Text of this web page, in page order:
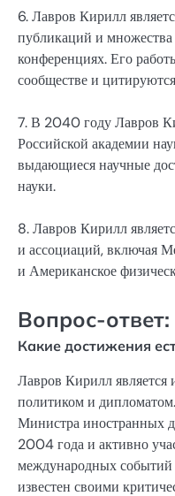
6. Лавров Кирилл
публикаций и
конференциях. Его
сообществе и
7. В 2040 году Лавров
Российской академии
выдающиеся научные
науки.
8. Лавров Кирилл
и ассоциаций, включая
и Американское
Вопрос-ответ:
Какие достижения
Лавров Кирилл является
политиком и
Министра иностранных
2004 года и активно
международных
известен своими